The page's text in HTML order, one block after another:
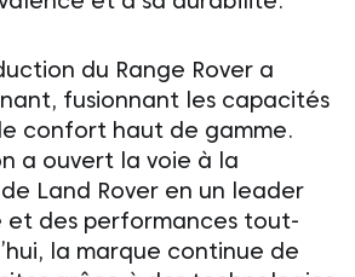
du Range Rover a
fusionnant les capacités
confort haut de gamme.
a ouvert la voie à la
Land Rover en un leader
et des performances tout-
la marque continue de